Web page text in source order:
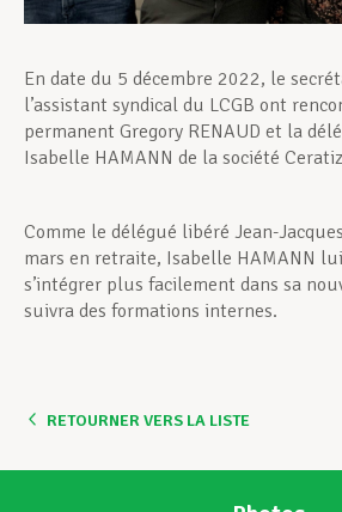
En date du 5 décembre 2022, le
l’assistant syndical du LCGB ont
permanent Gregory RENAUD et la
Isabelle HAMANN de la société
Comme le délégué libéré Jean-
mars en retraite, Isabelle HAMANN
s’intégrer plus facilement dans sa
suivra des formations internes.
RETOURNER VERS LA LISTE